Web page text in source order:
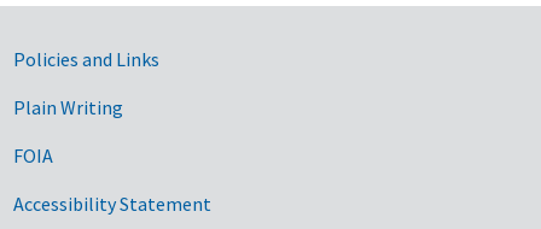
Government Links
Policies and Links
Plain Writing
FOIA
Accessibility Statement